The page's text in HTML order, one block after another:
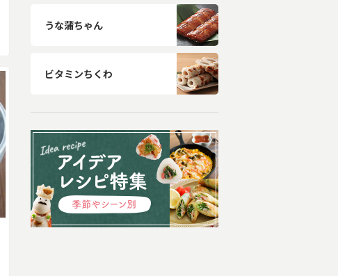
うな蒲ちゃん
ビタミンちくわ